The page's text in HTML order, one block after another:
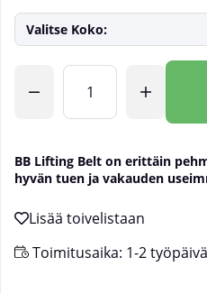
Valitse Koko:
BB Lifting Belt on erittäin
hyvän tuen ja vakauden
Toimitusaika: 1-2